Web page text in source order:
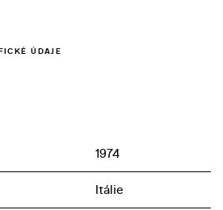
hollywoodský remake
ÚDAJE
1974
Itálie